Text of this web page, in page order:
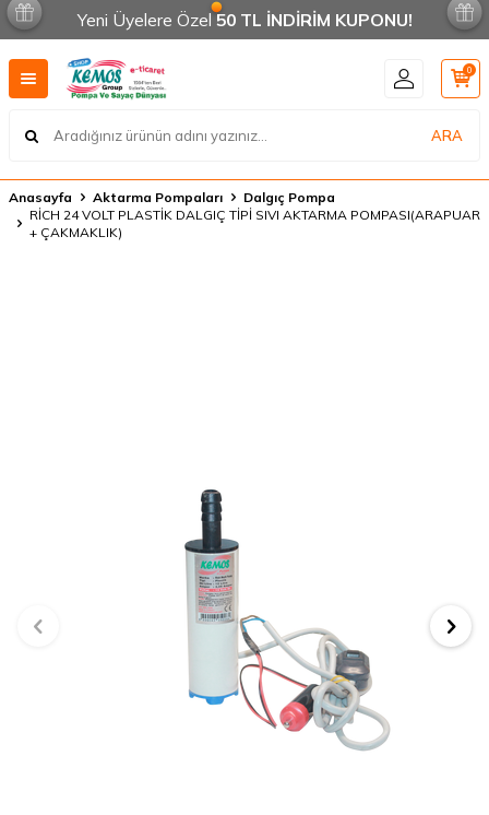
Yeni Üyelere Özel 50 TL İNDİRİM KUPONU!
ARA
0
Anasayfa Aktarma Pompaları
Dalgıç Pompa
RİCH 24 VOLT PLASTİK DALGIÇ TİPİ SIVI AKTARMA POMPASI(ARAPUAR
+ ÇAKMAKLIK)